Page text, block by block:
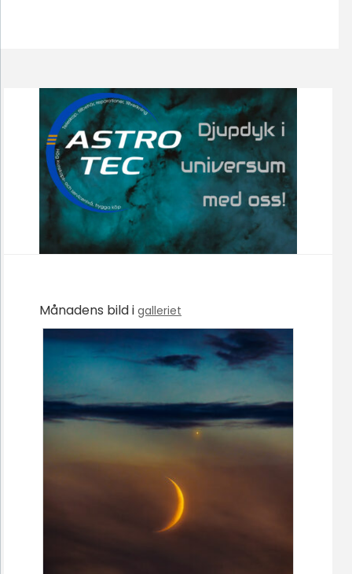
Månadens bild i galleriet